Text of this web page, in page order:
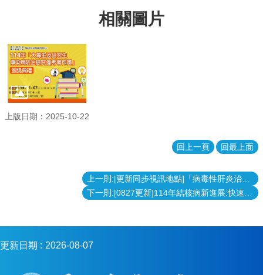
關
連
結
相關圖片
上版日期：2025-10-22
回上一頁 回最上面
更新日期 2026-08-07